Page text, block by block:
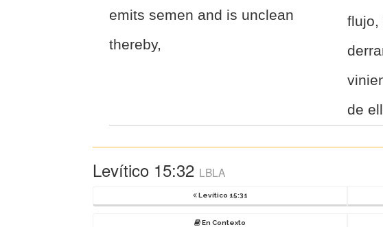
emits semen and is unclean
thereby,
flujo,
de
Levítico 15:32 LBLA
Levítico 15:31
En Contexto